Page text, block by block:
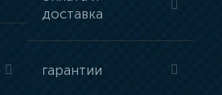
доставка
гарантии